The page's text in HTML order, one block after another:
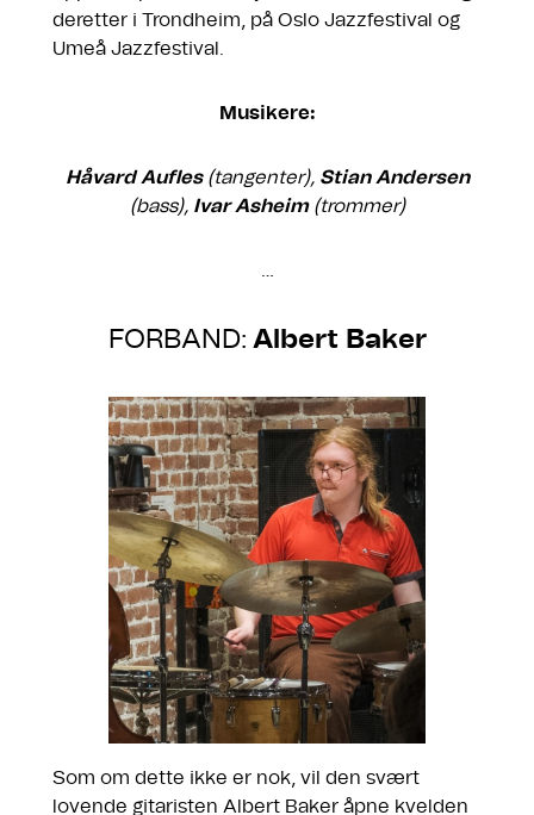
deretter i Trondheim, på Oslo Jazzfestival og
Umeå Jazzfestival.
Musikere:
Håvard Aufles(tangenter), Stian Andersen
(bass), Ivar Asheim(trommer)
FORBAND: Albert Baker
Som om dette ikke er nok, vil den svært
lovende gitaristen Albert Baker åpne kvelden